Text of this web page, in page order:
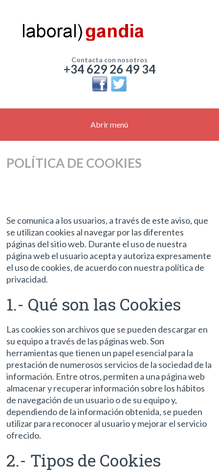
Contacta con nosotros
+34 629 26 49 34
Abrir menú
POLÍTICA DE COOKIES
Se comunica a los usuarios, a través de este aviso, que
se utilizan cookies al navegar por las diferentes
páginas del sitio web. Durante el uso de nuestra
página web el usuario acepta y autoriza expresamente
el uso de cookies, de acuerdo con nuestra política de
privacidad.
1.- Qué son las Cookies
Las cookies son archivos que se pueden descargar en
su equipo a través de las páginas web. Son
herramientas que tienen un papel esencial para la
prestación de numerosos servicios de la sociedad de la
información. Entre otros, permiten a una página web
almacenar y recuperar información sobre los hábitos
de navegación de un usuario o de su equipo y,
dependiendo de la información obtenida, se pueden
utilizar para reconocer al usuario y mejorar el servicio
ofrecido.
2.- Tipos de Cookies